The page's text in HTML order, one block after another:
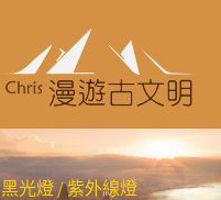
黑光燈 / 紫外線燈